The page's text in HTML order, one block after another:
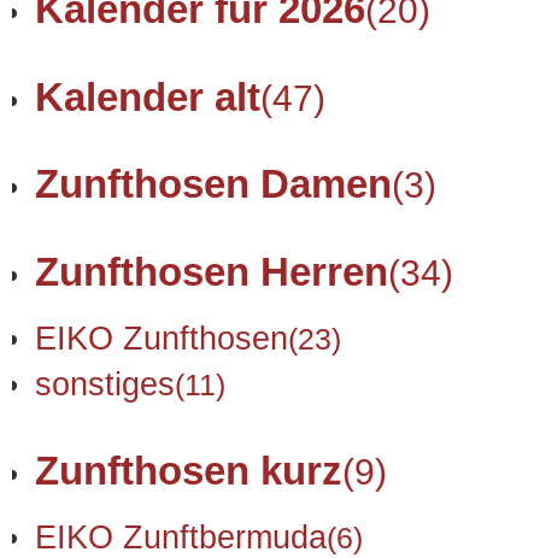
(20)
Kalender alt(47)
Zunfthosen Damen(3)
Zunfthosen Herren(34)
EIKO Zunfthosen(23)
sonstiges(11)
Zunfthosen kurz(9)
EIKO Zunftbermuda(6)